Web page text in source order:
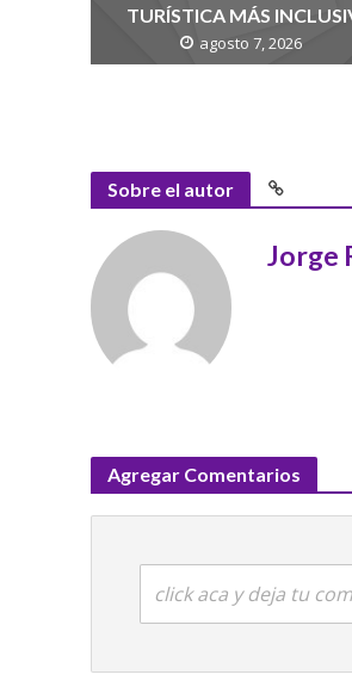
TURÍSTICA MÁS
agosto 7, 2026
Sobre el autor
Jorge
Agregar Comentarios
click aca y deja tu